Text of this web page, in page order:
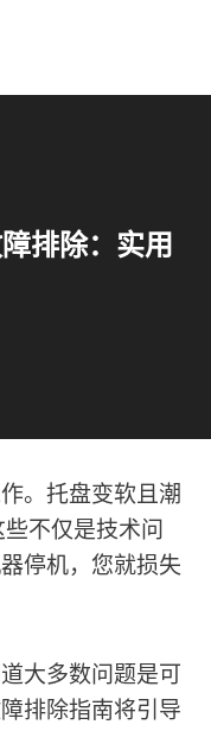
排除：实用
。托盘变软且潮
不仅是技术问
停机，您就损失
大多数问题是可
排除指南将引导